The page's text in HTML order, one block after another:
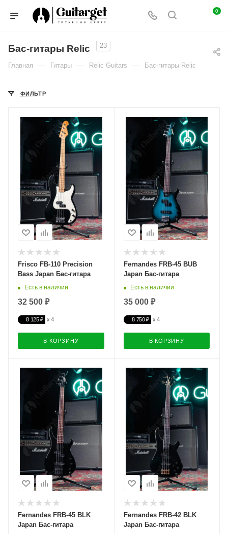
0
Бас-гитары Relic 23
Главная — Гитары — Relic Guitars — Бас-гитары Relic
ФИЛЬТР
Frisco FB-110 Precision
Bass Japan Бас-гитара
Есть в наличии
32 500 ₽
8 125 ₽
В КОРЗИНУ
Fernandes FRB-45 BUB
Japan Бас-гитара
Есть в наличии
35 000 ₽
8 750 ₽
В КОРЗИНУ
Fernandes FRB-45 BLK
Japan Бас-гитара
Fernandes FRB-42 BLK
Japan Бас-гитара